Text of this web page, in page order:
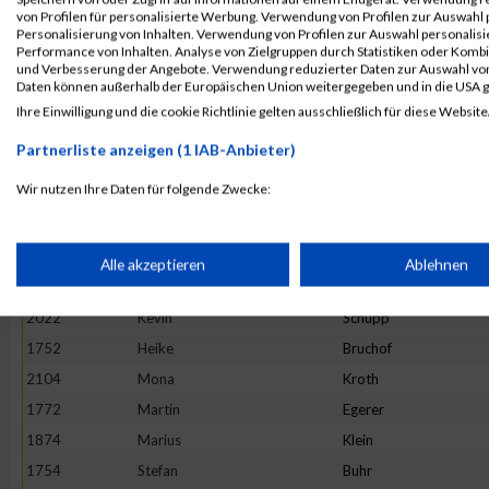
1724
Frederic Beck
1895
Hannah Krießbach
1907
Nathalie Laux
2090
Daniel Wiederstein
1904
Sophie
Maurice
1851
Ralph Huschka
2022
Kevin Schupp
1752
Heike Bruchof
2104
Mona Kroth
1772
Martin Egerer
1874
Marius Klein
1754
Stefan Buhr
von Profilen für personalisierte Werbung. Verwendung von Profilen zur
Personalisierung von Inhalten. Verwendung von Profilen zur Auswahl
Performance von Inhalten. Analyse von Zielgruppen durch Statistiken oder
und Verbesserung der Angebote. Verwendung reduzierter Daten zur Auswahl
Daten können außerhalb der Europäischen Union weitergegeben und in die USA
Ihre Einwilligung und die cookie Richtlinie gelten ausschließlich für diese
Partnerliste anzeigen (1 IAB-Anbieter)
Wir nutzen Ihre Daten für folgende Zwecke:
Speichern von oder Zugriff auf Informationen auf einem
Verwendung reduzierter Daten zur Auswahl von Werbeanzeigen
Verwendung von Profilen zur Auswahl personalisierter Werbung
Alle akzeptieren Ablehnen